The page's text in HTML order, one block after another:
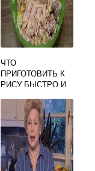
ЧТО
ПРИГОТОВИТЬ К
РИСУ БЫСТРО И